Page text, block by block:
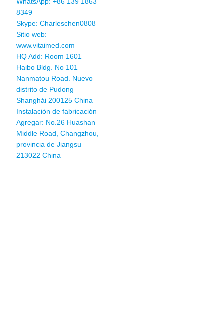
8349
Skype: Charleschen0808
Sitio web:
www.vitaimed.com
HQ Add: Room 1601
Haibo Bldg. No 101
Nanmatou Road. Nuevo
distrito de Pudong
Shanghái 200125 China
Instalación de fabricación
Agregar: No.26 Huashan
Middle Road, Changzhou,
provincia de Jiangsu
213022 China